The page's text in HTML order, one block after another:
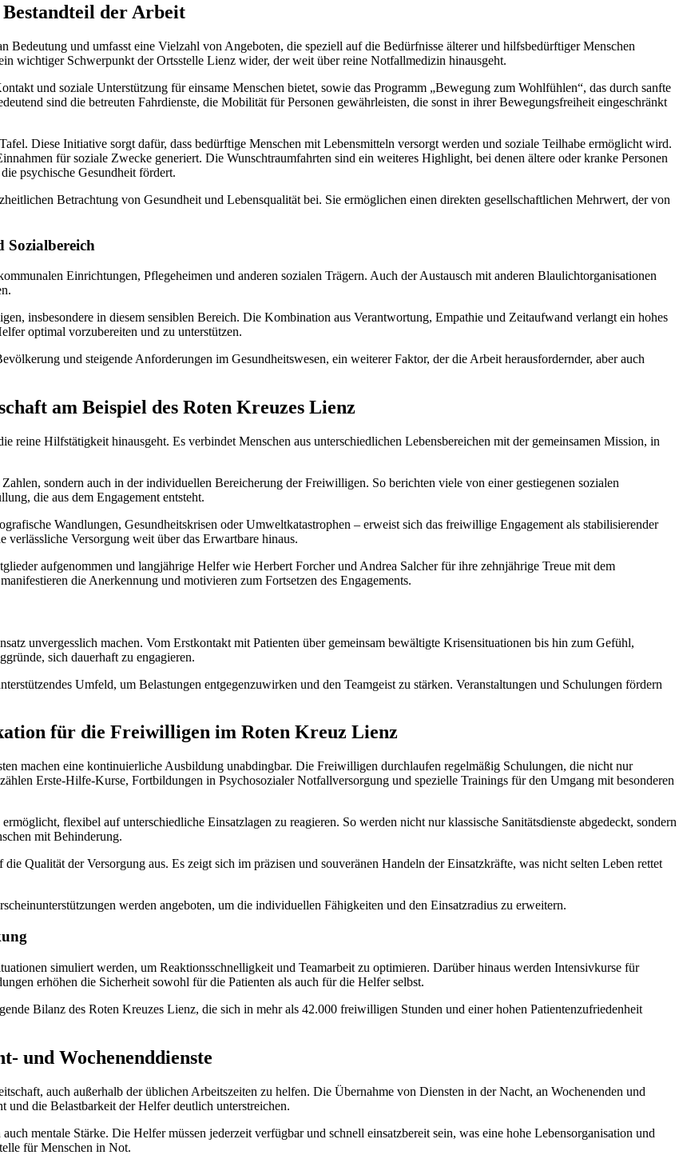
Bestandteil der Arbeit
und umfasst eine Vielzahl von Angeboten, die speziell auf die Bedürfnisse älterer und hilfsbedürftiger Menschen
wichtiger Schwerpunkt der Ortsstelle Lienz wider, der weit über reine Notfallmedizin hinausgeht.
und soziale Unterstützung für einsame Menschen bietet, sowie das Programm „Bewegung zum Wohlfühlen“, das durch sanfte
sind die betreuten Fahrdienste, die Mobilität für Personen gewährleisten, die sonst in ihrer Bewegungsfreiheit eingeschränkt
Diese Initiative sorgt dafür, dass bedürftige Menschen mit Lebensmitteln versorgt werden und soziale Teilhabe ermöglicht wird.
für soziale Zwecke generiert. Die Wunschtraumfahrten sind ein weiteres Highlight, bei denen ältere oder kranke Personen
psychische Gesundheit fördert.
Betrachtung von Gesundheit und Lebensqualität bei. Sie ermöglichen einen direkten gesellschaftlichen Mehrwert, der von
Sozialbereich
Einrichtungen, Pflegeheimen und anderen sozialen Trägern. Auch der Austausch mit anderen Blaulichtorganisationen
insbesondere in diesem sensiblen Bereich. Die Kombination aus Verantwortung, Empathie und Zeitaufwand verlangt ein hohes
optimal vorzubereiten und zu unterstützen.
und steigende Anforderungen im Gesundheitswesen, ein weiterer Faktor, der die Arbeit herausfordernder, aber auch
am Beispiel des Roten Kreuzes Lienz
reine Hilfstätigkeit hinausgeht. Es verbindet Menschen aus unterschiedlichen Lebensbereichen mit der gemeinsamen Mission, in
sondern auch in der individuellen Bereicherung der Freiwilligen. So berichten viele von einer gestiegenen sozialen
die aus dem Engagement entsteht.
Wandlungen, Gesundheitskrisen oder Umweltkatastrophen – erweist sich das freiwillige Engagement als stabilisierender
Versorgung weit über das Erwartbare hinaus.
aufgenommen und langjährige Helfer wie Herbert Forcher und Andrea Salcher für ihre zehnjährige Treue mit dem
die Anerkennung und motivieren zum Fortsetzen des Engagements.
unvergesslich machen. Vom Erstkontakt mit Patienten über gemeinsam bewältigte Krisensituationen bis hin zum Gefühl,
sich dauerhaft zu engagieren.
Umfeld, um Belastungen entgegenzuwirken und den Teamgeist zu stärken. Veranstaltungen und Schulungen fördern
für die Freiwilligen im Roten Kreuz Lienz
machen eine kontinuierliche Ausbildung unabdingbar. Die Freiwilligen durchlaufen regelmäßig Schulungen, die nicht nur
Erste-Hilfe-Kurse, Fortbildungen in Psychosozialer Notfallversorgung und spezielle Trainings für den Umgang mit besonderen
flexibel auf unterschiedliche Einsatzlagen zu reagieren. So werden nicht nur klassische Sanitätsdienste abgedeckt, sondern
mit Behinderung.
Qualität der Versorgung aus. Es zeigt sich im präzisen und souveränen Handeln der Einsatzkräfte, was nicht selten Leben rettet
werden angeboten, um die individuellen Fähigkeiten und den Einsatzradius zu erweitern.
simuliert werden, um Reaktionsschnelligkeit und Teamarbeit zu optimieren. Darüber hinaus werden Intensivkurse für
erhöhen die Sicherheit sowohl für die Patienten als auch für die Helfer selbst.
Bilanz des Roten Kreuzes Lienz, die sich in mehr als 42.000 freiwilligen Stunden und einer hohen Patientenzufriedenheit
und Wochenenddienste
auch außerhalb der üblichen Arbeitszeiten zu helfen. Die Übernahme von Diensten in der Nacht, an Wochenenden und
und die Belastbarkeit der Helfer deutlich unterstreichen.
mentale Stärke. Die Helfer müssen jederzeit verfügbar und schnell einsatzbereit sein, was eine hohe Lebensorganisation und
für Menschen in Not.